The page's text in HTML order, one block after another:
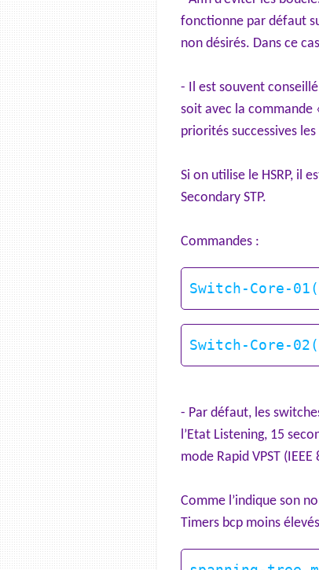
fonctionne par défaut
non désirés. Dans ce
- Il est souvent
soit avec la commande
priorités successives
Si on utilise le HSRP, il
Secondary STP.
Commandes :
- Par défaut, les
l’Etat Listening, 15
mode Rapid VPST
Comme l’indique son
Timers bcp moins